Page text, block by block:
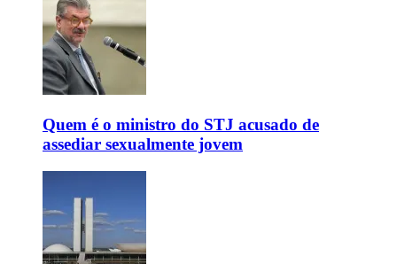
Quem é o ministro do STJ acusado de
assediar sexualmente jovem